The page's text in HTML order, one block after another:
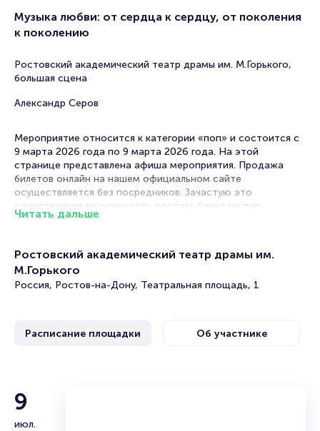
Музыка любви: от сердца к сердцу, от поколения
к поколению
Ростовский академический театр драмы им. М.Горького,
большая сцена
Александр Серов
Мероприятие относится к категории «поп» и состоится с
9 марта 2026 года по 9 марта 2026 года. На этой
странице представлена афиша мероприятия. Продажа
билетов онлайн на нашем официальном сайте
осуществляется без посредников. Зачастую это
единственная возможность достать билет на поп.
Portalbilet – удобный и надежный сервис для покупки и
продажи билетов на мероприятия разного формата.
Среднее время на покупку билета здесь начиная с выбора
Александра Серова пользуются большой популярностью у
Подробнее о том, как вернуть, сдать или продать билет
Читать дальше
Ростовский академический театр драмы им.
М.Горького
Россия, Ростов-на-Дону, Театральная площадь, 1
Расписание площадки Об участнике
9
июл.